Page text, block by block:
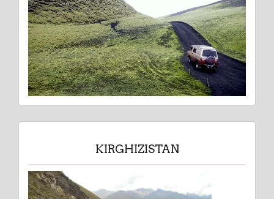
KIRGHIZISTAN